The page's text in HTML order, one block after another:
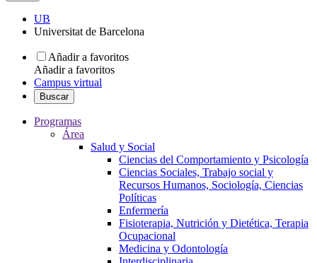
UB
Universitat de Barcelona
Añadir a favoritos
Añadir a favoritos
Campus virtual
Buscar
Programas
Área
Salud y Social
Ciencias del Comportamiento y Psicología
Ciencias Sociales, Trabajo social y
Recursos Humanos, Sociología, Ciencias
Políticas
Enfermería
Fisioterapia, Nutrición y Dietética, Terapia
Ocupacional
Medicina y Odontología